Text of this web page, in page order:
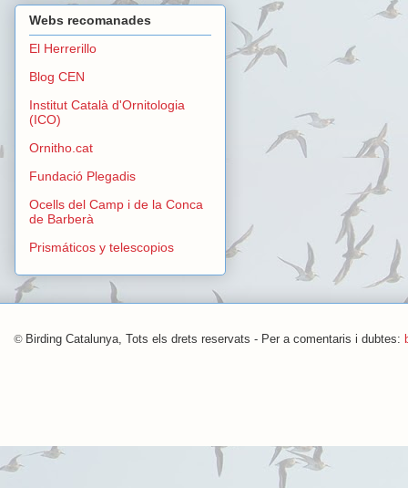
Webs recomanades
El Herrerillo
Blog CEN
Institut Català d'Ornitologia
(ICO)
Ornitho.cat
Fundació Plegadis
Ocells del Camp i de la Conca
de Barberà
Prismáticos y telescopios
© Birding Catalunya, Tots els drets reservats - Per a comentaris i dubtes: